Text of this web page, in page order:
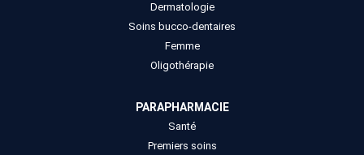
Dermatologie
Soins bucco-dentaires
Femme
Oligothérapie
PARAPHARMACIE
Santé
Premiers soins